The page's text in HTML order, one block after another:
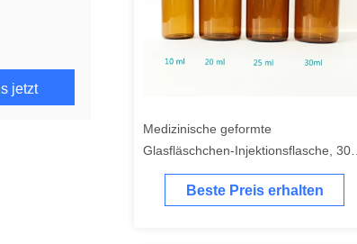
jetzt
Medizinische geformte
Glasfläschchen-Injektionsflasche, 30
ml, bernsteinfarbenes
Röhrenglasfläschchen
Beste Preis erhalten